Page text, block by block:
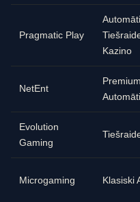
Pragmatic Play
Kazino
NetEnt
Premium
Automāti
Evolution
Gaming
Microgaming Klasiski